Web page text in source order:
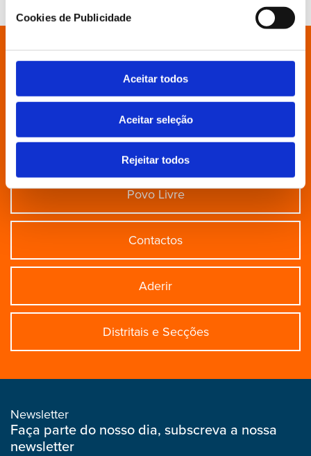
Cookies de Publicidade
Aceitar todos
Aceitar seleção
Rejeitar todos
Está à procura de algo específico?
Partido
Povo Livre
Contactos
Aderir
Distritais e Secções
Newsletter
Faça parte do nosso dia, subscreva a nossa
newsletter